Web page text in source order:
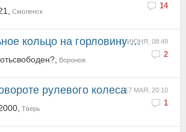
14
Смоленск
11 ИЮНЯ, 08:49
2
кольцо на горловину бензобака.
Воронеж
17 МАЯ, 20:10
1
рулевого колеса
Тверь